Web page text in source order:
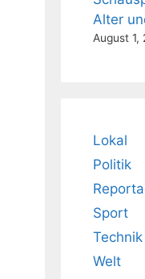
Alter
August 1,
Lokal
Politik
Sport
Technik
Welt